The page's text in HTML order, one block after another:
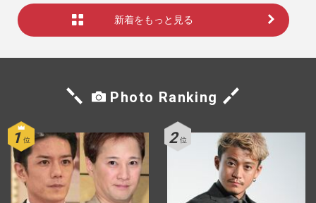
新着をもっと見る
Photo Ranking